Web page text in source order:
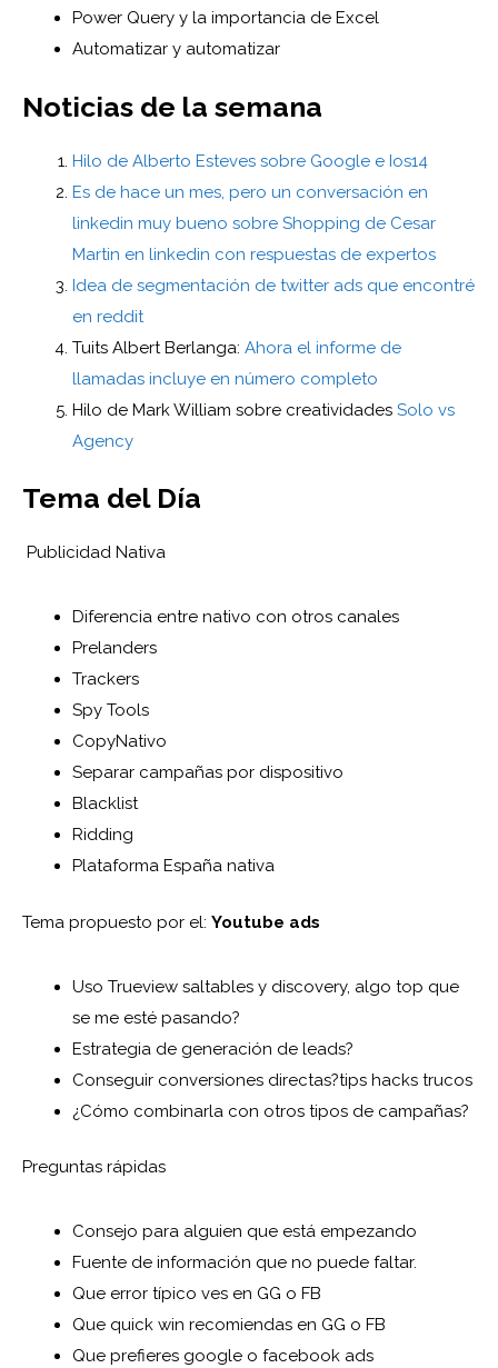
Power Query y la importancia de Excel
Automatizar y automatizar
Noticias de la semana
Hilo de Alberto Esteves sobre Google e Ios14
Es de hace un mes, pero un conversación en
linkedin muy bueno sobre Shopping de Cesar
Martin en linkedin con respuestas de expertos
Idea de segmentación de twitter ads que encontré
en reddit
Tuits Albert Berlanga: Ahora el informe de
llamadas incluye en número completo
Hilo de Mark William sobre creatividades Solo vs
Agency
Tema del Día
Publicidad Nativa
Diferencia entre nativo con otros canales
Prelanders
Trackers
Spy Tools
CopyNativo
Separar campañas por dispositivo
Blacklist
Ridding
Plataforma España nativa
Tema propuesto por el: Youtube ads
Uso Trueview saltables y discovery, algo top que
se me esté pasando?
Estrategia de generación de leads?
Conseguir conversiones directas?tips hacks trucos
¿Cómo combinarla con otros tipos de campañas?
Preguntas rápidas
Consejo para alguien que está empezando
Fuente de información que no puede faltar.
Que error típico ves en GG o FB
Que quick win recomiendas en GG o FB
Que prefieres google o facebook ads